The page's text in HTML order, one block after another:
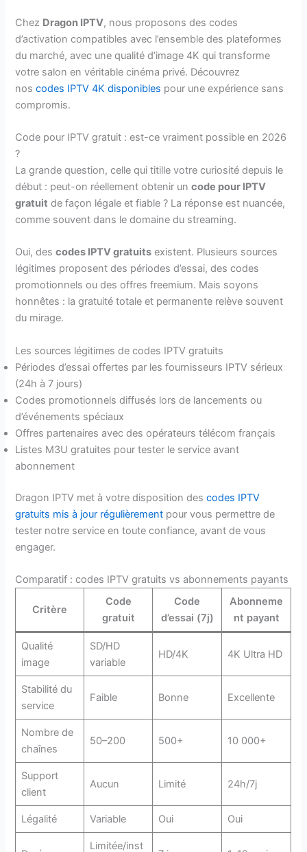
Chez Dragon IPTV, nous proposons des codes
d’activation compatibles avec l’ensemble des plateformes
du marché, avec une qualité d’image 4K qui transforme
votre salon en véritable cinéma privé. Découvrez
noscodes IPTV 4K disponibles pour une expérience sans
compromis.
Code pour IPTV gratuit : est-ce vraiment possible en 2026
?
La grande question, celle qui titille votre curiosité depuis le
début : peut-on réellement obtenir uncode pour IPTV
gratuit de façon légale et fiable ? La réponse est nuancée,
comme souvent dans le domaine du streaming.
Oui, descodes IPTV gratuits existent. Plusieurs sources
légitimes proposent des périodes d’essai, des codes
promotionnels ou des offres freemium. Mais soyons
honnêtes : la gratuité totale et permanente relève souvent
du mirage.
Les sources légitimes de codes IPTV gratuits
Périodes d’essai offertes par les fournisseurs IPTV sérieux
(24h à 7 jours)
Codes promotionnels diffusés lors de lancements ou
d’événements spéciaux
Offres partenaires avec des opérateurs télécom français
Listes M3U gratuites pour tester le service avant
abonnement
Dragon IPTV met à votre disposition descodes IPTV
gratuits mis à jour régulièrement pour vous permettre de
tester notre service en toute confiance, avant de vous
engager.
Comparatif : codes IPTV gratuits vs abonnements payants
Critère
Code
gratuit
Code
d’essai (7j)
Abonneme
nt payant
Qualité
image
SD/HD
variable
HD/4K 4K Ultra HD
Stabilité du
service
Faible Bonne Excellente
Nombre de
chaînes
50–200 500+ 10 000+
Support
client
Aucun Limité 24h/7j
Légalité Variable Oui Oui
Limitée/inst